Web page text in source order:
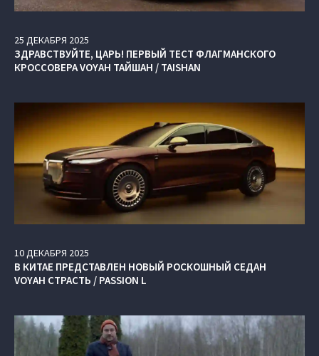
25 ДЕКАБРЯ 2025
ЗДРАВСТВУЙТЕ, ЦАРЬ! ПЕРВЫЙ ТЕСТ ФЛАГМАНСКОГО
КРОССОВЕРА VOYAH ТАЙШАН / TAISHAN
10ДЕКАБРЯ 2025
В КИТАЕ ПРЕДСТАВЛЕН НОВЫЙ РОСКОШНЫЙ СЕДАН
VOYAH СТРАСТЬ / PASSION L